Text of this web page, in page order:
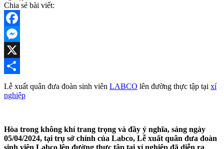
Chia sẻ bài viết:
Facebook
Messenger
X
Share
Lễ xuất quân đưa đoàn sinh viên LABCO lên đường thực tập tại xí
nghiệp
Hòa trong không khí trang trọng và đầy ý nghĩa, sáng ngày
05/04/2024, tại trụ sở chính của Labco, Lễ xuất quân đưa đoàn
sinh viên Labco lên đường thực tập tại xí nghiệp đã diễn ra